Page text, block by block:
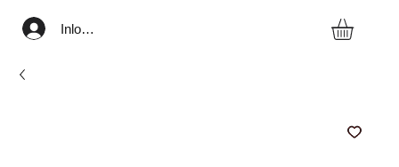
Inloggen